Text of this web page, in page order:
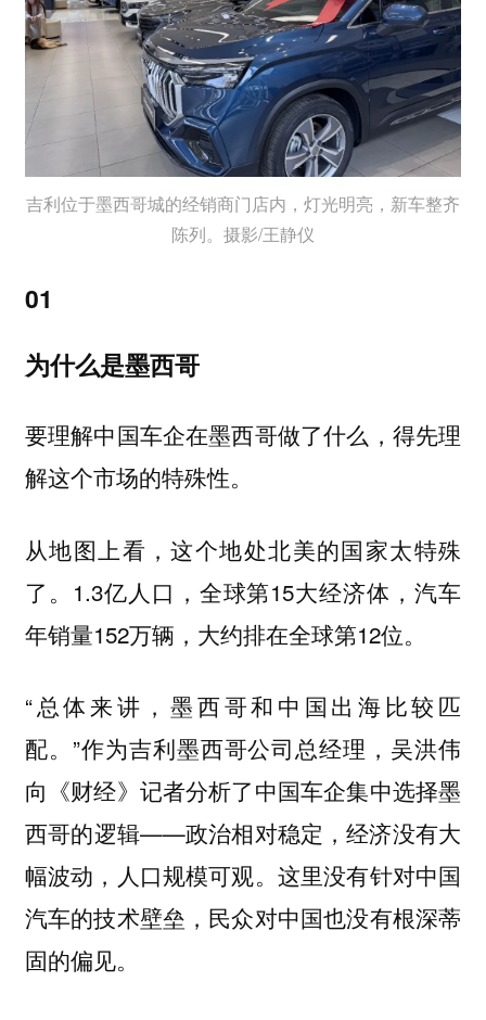
吉利位于墨西哥城的经销商门店内，灯光明亮，新车整齐
陈列。摄影/王静仪
01
为什么是墨西哥
要理解中国车企在墨西哥做了什么，得先理
解这个市场的特殊性。
从地图上看，这个地处北美的国家太特殊
了。1.3亿人口，全球第15大经济体，汽车
年销量152万辆，大约排在全球第12位。
“总体来讲，墨西哥和中国出海比较匹
配。”作为吉利墨西哥公司总经理，吴洪伟
向《财经》记者分析了中国车企集中选择墨
西哥的逻辑——政治相对稳定，经济没有大
幅波动，人口规模可观。这里没有针对中国
汽车的技术壁垒，民众对中国也没有根深蒂
固的偏见。